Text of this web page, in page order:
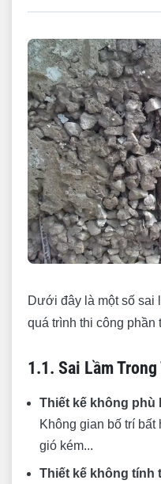
Dưới đây là một số sai
quá trình thi công phần
1.1. Sai Lầm
Thiết kế không
Không gian bố trí
gió kém...
Thiết kế không tính